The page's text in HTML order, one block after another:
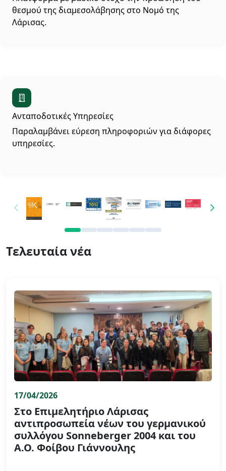
θεσμού της διαμεσολάβησης στο Νομό της
Λάρισας.
Ανταποδοτικές Υπηρεσίες
Παραλαμβάνει εύρεση πληροφοριών για διάφορες
υπηρεσίες.
Τελευταία νέα
17/04/2026
Στο Επιμελητήριο Λάρισας
αντιπροσωπεία νέων του γερμανικού
συλλόγου Sonneberger 2004 και του
Α.Ο. Φοίβου Γιάννουλης